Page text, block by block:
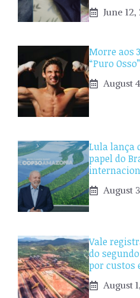
June
Morre aos
“Puro
August
Lula lança
papel do
August
Vale
do
por custos
August